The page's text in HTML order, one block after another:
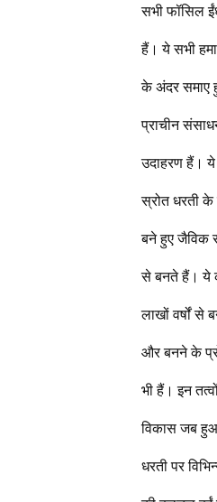
सभी फॉसिल
हैं। ये सभी
के अंदर समाए
प्राचीन
उदाहरण हैं। ये
स्रोत धरती के
बने हुए जैविक
से बनते हैं। ये
लाखों वर्षों से
और बनने के
भी हैं। इन
विकास जब
धरती पर